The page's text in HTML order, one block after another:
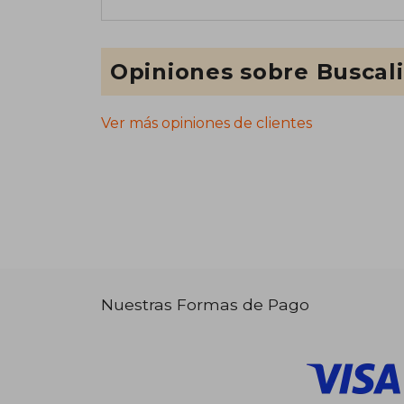
Opiniones sobre
Ver más opiniones de clientes
Nuestras Formas de Pago